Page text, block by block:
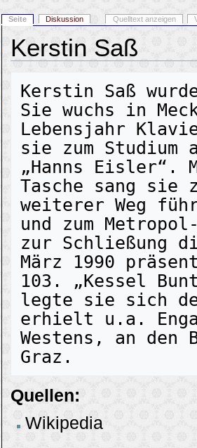
Kerstin Saß
Kerstin Saß
Sie wuchs in
Lebensjahr
sie zum Studium
„Hanns Eisler“.
Tasche sang sie
weiterer Weg
und zum
zur Schließung
März 1990
103. „Kessel
legte sie sich
erhielt u.a.
Westens, an den
Quellen:
Wikipedia
Seite Diskussion Quelltext anzeigen